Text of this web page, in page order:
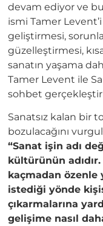
devam ediyor ve
ismi Tamer
geliştirmesi,
güzelleştirmesi,
sanatın yaşama
Tamer Levent ile
sohbet
Sanatsız kalan bir
bozulacağını
“Sanat işin adı
kültürünün
kaçmadan özenle
istediği yönde
çıkarmalarına
gelişime nasıl